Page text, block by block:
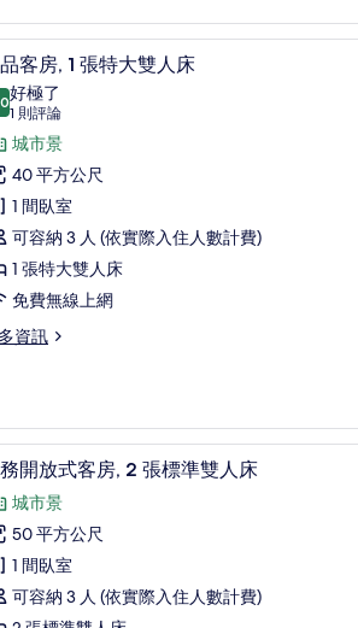
間 迷你吧、客房內保
6 客房, 1 張特大雙人床
分，滿分 10 分
好極了
1 則評論
(1
則
評
論)
城市景
40 平方公尺
1 間臥室
可容納 3 人 (依實際入住人數計費)
1 張特大雙人床
免費無線上網
資訊
間 迷你吧、客房內保
7 開放式客房, 2 張標準雙人床
城市景
50 平方公尺
1 間臥室
可容納 3 人 (依實際入住人數計費)